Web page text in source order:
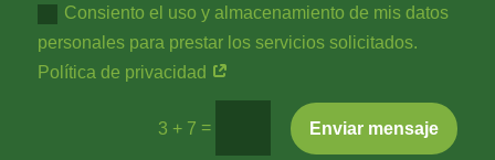
Consiento el uso y almacenamiento de mis datos
personales para prestar los servicios solicitados.
Política de privacidad
3 + 7 = Enviar mensaje